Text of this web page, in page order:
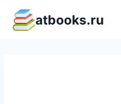
содержимому
atbooks.ru